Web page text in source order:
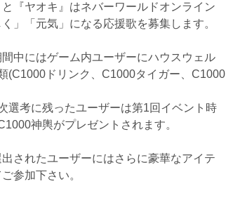
『ヤオキ』はネバーワールドオンライン
」「元気」になる応援歌を募集します。
中にはゲーム内ユーザーにハウスウェル
(C1000ドリンク、C1000タイガー、C1000
選考に残ったユーザーは第1回イベント時
神輿がプレゼントされます。
されたユーザーにはさらに豪華なアイテ
参加下さい。